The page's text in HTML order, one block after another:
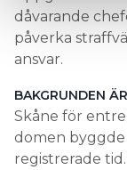
dåvarande
påverka
ansvar.
BAKGRUNDEN
Skåne för
domen
registrerade